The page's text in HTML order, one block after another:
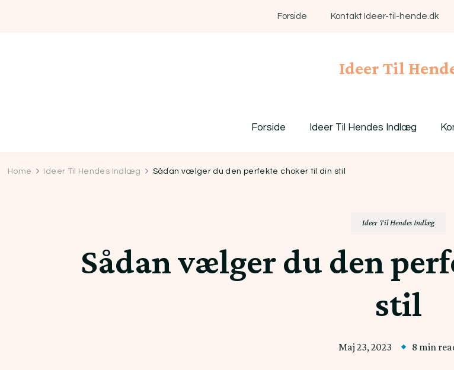
Forside Kontakt Ideer-til-hende.dk
Ideer Til
Forside Ideer Til Hendes Indlæg
Home Ideer Til Hendes Indlæg Sådan vælger du den perfekte choker til din stil
Ideer Til Hendes Indlæg
Sådan vælger du den
stil
Maj 23, 2023 8 min